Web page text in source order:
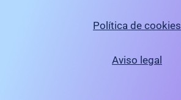
Política de cookies
Aviso legal